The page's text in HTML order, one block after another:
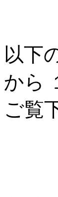
以下
から
ご覧